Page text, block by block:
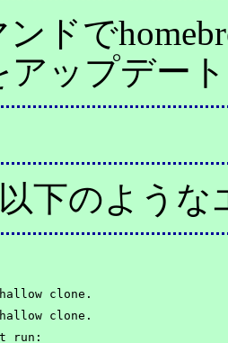
ドで
アップデー
下のよう
clone.
clone.
run: